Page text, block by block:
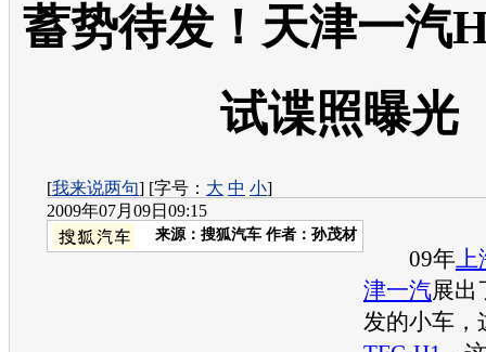
蓄势待发！天津一汽
试谍照曝光
[我来说两句] [字号： 大 中 小]
2009年07月09日09:15
来源： 搜狐汽车 作者：孙茂材
09年
津一汽展出
发的小车，